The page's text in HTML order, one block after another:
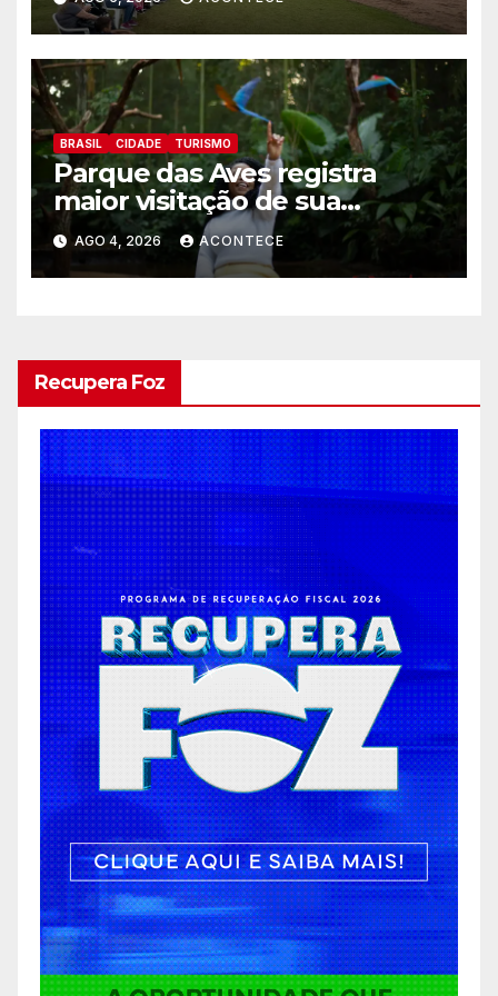
BRASIL CIDADE TURISMO
Parque das Aves registra
maior visitação de sua
históriaJulho bate recorde
histórico de visitantes e
reforça a conexão entre
AGO 4, 2026 ACONTECE
Recupera Foz